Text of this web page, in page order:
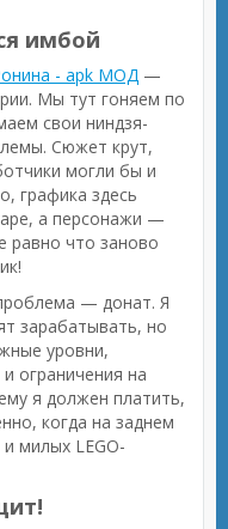
имбой
- apk МОД —
Мы тут гоняем по
свои ниндзя-
Сюжет крут,
могли бы и
графика здесь
а персонажи —
равно что заново
— донат. Я
зарабатывать, но
уровни,
ограничения на
я должен платить,
когда на заднем
милых LEGO-